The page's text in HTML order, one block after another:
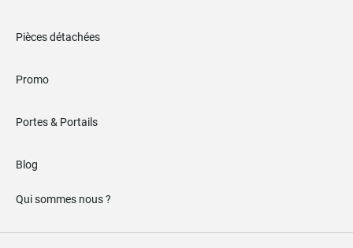
Pièces détachées
Promo
Portes & Portails
Blog
Qui sommes nous ?